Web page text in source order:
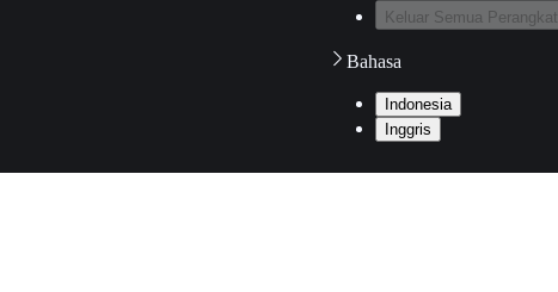
Keluar Semua Perangkat
Bahasa
Indonesia
Inggris